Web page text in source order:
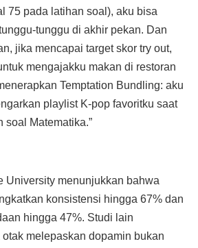
75 pada latihan soal), aku bisa
tunggu di akhir pekan. Dan
jika mencapai target skor try out,
mengajakku makan di restoran
Temptation Bundling: aku
playlist K-pop favoritku saat
soal Matematika.”
University menunjukkan bahwa
konsistensi hingga 67% dan
hingga 47%. Studi lain
melepaskan dopamin bukan